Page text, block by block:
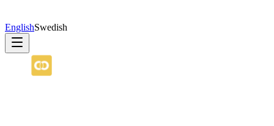
EnglishSwedish